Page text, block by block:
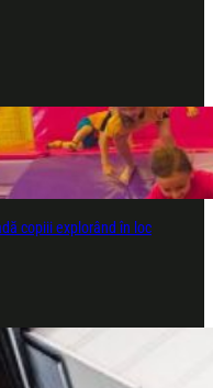
copiii explorând în loc